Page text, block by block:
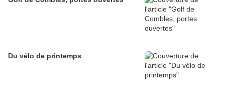
Du vélo de printemps